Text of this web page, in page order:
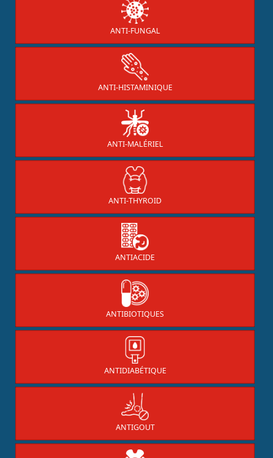
ANTI-FUNGAL
ANTI-HISTAMINIQUE
ANTI-MALÉRIEL
ANTI-THYROID
ANTIACIDE
ANTIBIOTIQUES
ANTIDIABÉTIQUE
ANTIGOUT